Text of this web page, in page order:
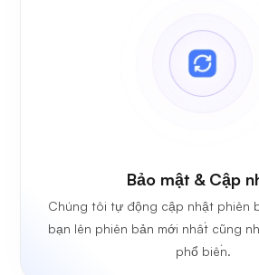
Bảo mật & Cập
Chúng tôi tự động cập nhật phiên
bạn lên phiên bản mới nhất cũng
phổ biến.